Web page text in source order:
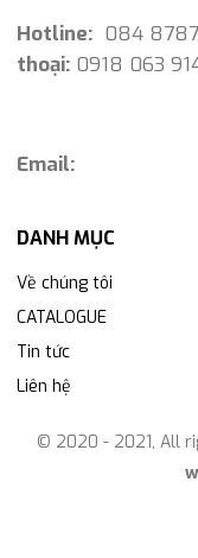
Hotline: 084
thoại: 0918 063
Email:
DANH MỤC
Về chúng tôi
CATALOGUE
Tin tức
Liên hệ
© 2020 - 2021, All